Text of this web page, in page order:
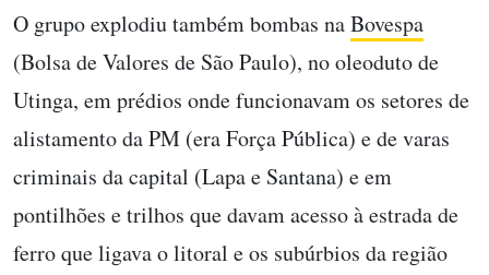
O grupo explodiu também bombas naBovespa
(Bolsa de Valores de São Paulo), no oleoduto de
Utinga, em prédios onde funcionavam os setores de
alistamento da PM (era Força Pública) e de varas
criminais da capital (Lapa e Santana) e em
pontilhões e trilhos que davam acesso à estrada de
ferro que ligava o litoral e os subúrbios da região